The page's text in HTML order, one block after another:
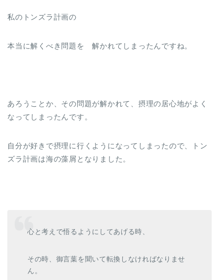
私のトンズラ計画の
本当に解くべき問題を 解かれてしまったんですね。
あろうことか、その問題が解かれて、摂理の居心地がよく
なってしまったんです。
自分が好きで摂理に行くようになってしまったので、トン
ズラ計画は海の藻屑となりました。
心と考えで悟るようにしてあげる時、
その時、御言葉を聞いて転換しなければなりませ
ん。